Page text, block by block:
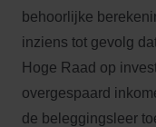
behoorlijke
inziens tot gevolg
Hoge Raad op
overgespaard
de beleggingsleer